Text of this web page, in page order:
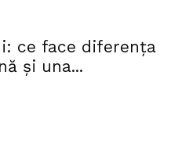
ce face diferența
și una...